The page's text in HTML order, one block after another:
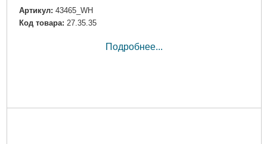
Артикул: 43465_WH
Код товара: 27.35.35
Подробнее...